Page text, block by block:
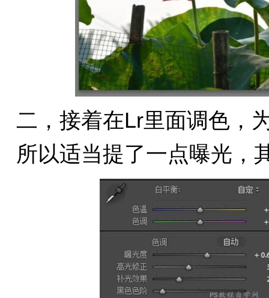
二，接着在Lr里面调色，
所以适当提了一点曝光，